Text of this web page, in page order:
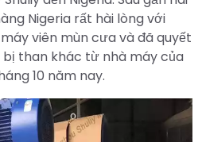
Nigeria rất hài lòng với
viên mùn cưa và đã quyết
than khác từ nhà máy của
10 năm nay.